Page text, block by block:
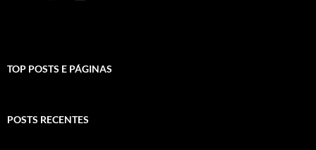
TOP POSTS E PÁGINAS
POSTS RECENTES